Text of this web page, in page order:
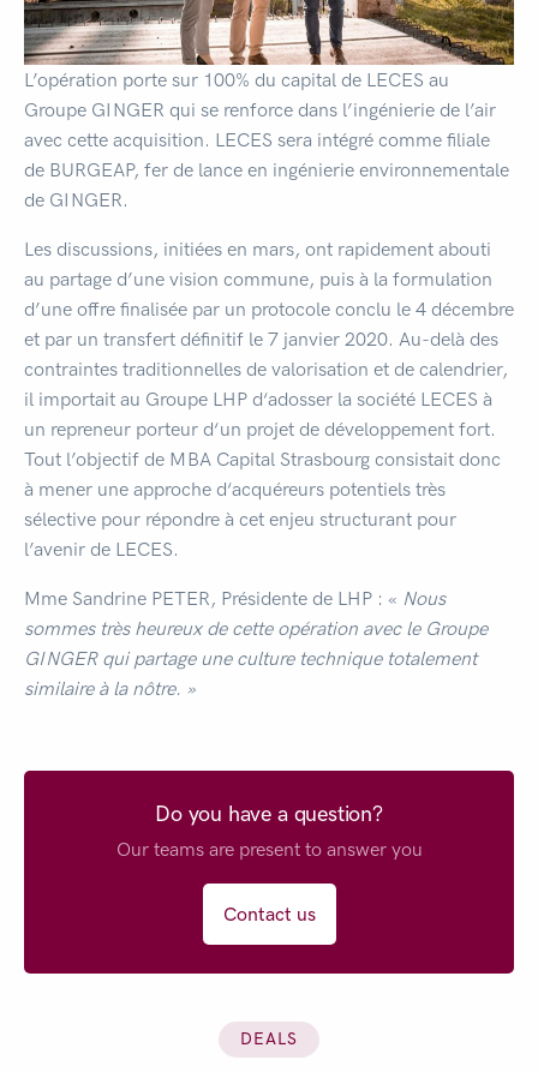
L’opération porte sur 100% du capital de LECES au
Groupe GINGER qui se renforce dans l’ingénierie de l’air
avec cette acquisition. LECES sera intégré comme filiale
de BURGEAP, fer de lance en ingénierie environnementale
de GINGER.
Les discussions, initiées en mars, ont rapidement abouti
au partage d’une vision commune, puis à la formulation
d’une offre finalisée par un protocole conclu le 4 décembre
et par un transfert définitif le 7 janvier 2020. Au-delà des
contraintes traditionnelles de valorisation et de calendrier,
il importait au Groupe LHP d‘adosser la société LECES à
un repreneur porteur d‘un projet de développement fort.
Tout l’objectif de MBA Capital Strasbourg consistait donc
à mener une approche d‘acquéreurs potentiels très
sélective pour répondre à cet enjeu structurant pour
l’avenir de LECES.
Mme Sandrine PETER, Présidente de LHP : « Nous
sommes très heureux de cette opération avec le Groupe
GINGER qui partage une culture technique totalement
similaire à la nôtre. »
Do you have a question?
Our teams are present to answer you
Contact us
DEALS